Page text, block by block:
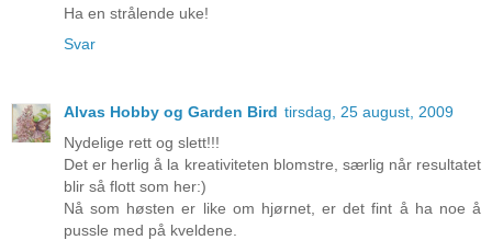
Ha en strålende uke!
Svar
Alvas Hobby og Garden Bird tirsdag, 25 august, 2009
Nydelige rett og slett!!!
Det er herlig å la kreativiteten blomstre, særlig når resultatet
blir så flott som her:)
Nå som høsten er like om hjørnet, er det fint å ha noe å
pussle med på kveldene.